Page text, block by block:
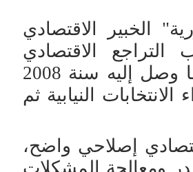
الخبير الاقتصادي
الاقتصادي
وانخفاض النمو إلى أدنى درجاته خلافاً لما وصل إليه سنة 2008
الانتخابات النيابية ثم
إصلاحي واضح،